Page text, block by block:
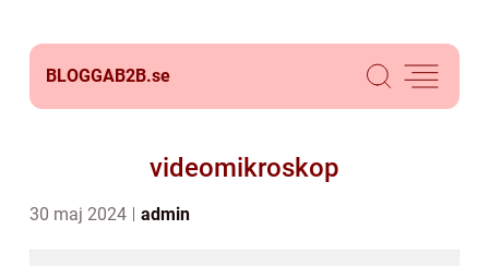
BLOGGAB2B.se
videomikroskop
30 maj 2024 admin